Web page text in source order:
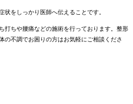
をしっかり医師へ伝えることです。
打ちや腰痛などの施術を行っております。整形
の不調でお困りの方はお気軽にご相談くださ